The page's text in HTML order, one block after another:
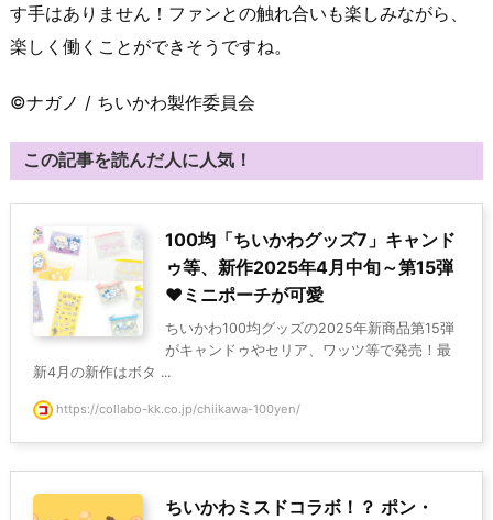
す手はありません！ファンとの触れ合いも楽しみながら、
楽しく働くことができそうですね。
©ナガノ / ちいかわ製作委員会
この記事を読んだ人に人気！
100均「ちいかわグッズ7」キャンド
ゥ等、新作2025年4月中旬～第15弾
♥ミニポーチが可愛
ちいかわ100均グッズの2025年新商品第15弾
がキャンドゥやセリア、ワッツ等で発売！最
新4月の新作はボタ ...
https://collabo-kk.co.jp/chiikawa-100yen/
ちいかわミスドコラボ！？ ポン・